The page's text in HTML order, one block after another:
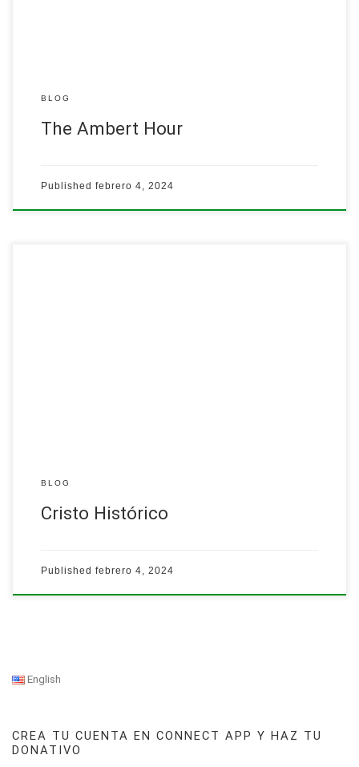
BLOG
The Ambert Hour
Published febrero 4, 2024
BLOG
Cristo Histórico
Published febrero 4, 2024
English
CREA TU CUENTA EN CONNECT APP Y HAZ TU
DONATIVO